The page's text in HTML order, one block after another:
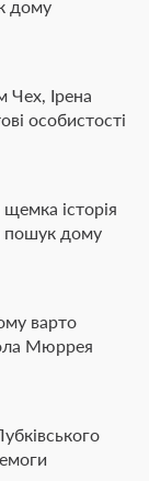
дому
Чех, Ірена
особистості
історія
пошук дому
варто
Мюррея